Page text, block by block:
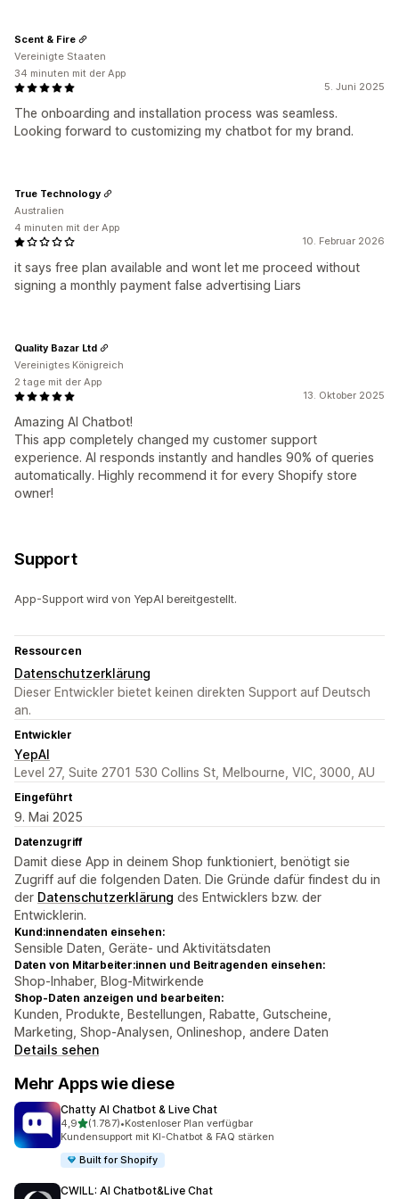
5. Juni 2025
The onboarding and installation process was seamless.
Looking forward to customizing my chatbot for my brand.
Scent & Fire
Vereinigte Staaten
34 minuten mit der App
10. Februar 2026
it says free plan available and wont let me proceed without
signing a monthly payment false advertising Liars
True Technology
Australien
4 minuten mit der App
13. Oktober 2025
Amazing AI Chatbot!
This app completely changed my customer support
experience. AI responds instantly and handles 90% of queries
automatically. Highly recommend it for every Shopify store
owner!
Quality Bazar Ltd
Vereinigtes Königreich
2 tage mit der App
Support
App-Support wird von YepAI bereitgestellt.
Ressourcen
Datenschutzerklärung
Dieser Entwickler bietet keinen direkten Support auf Deutsch
an.
Entwickler
YepAI
Level 27, Suite 2701 530 Collins St, Melbourne, VIC, 3000, AU
Eingeführt
9. Mai 2025
Datenzugriff
Damit diese App in deinem Shop funktioniert, benötigt sie
Zugriff auf die folgenden Daten. Die Gründe dafür findest du in
der Datenschutzerklärung des Entwicklers bzw. der
Entwicklerin.
Kund:innendaten einsehen:
Sensible Daten, Geräte- und Aktivitätsdaten
Daten von Mitarbeiter:innen und Beitragenden einsehen:
Shop-Inhaber, Blog-Mitwirkende
Shop-Daten anzeigen und bearbeiten:
Kunden, Produkte, Bestellungen, Rabatte, Gutscheine,
Marketing, Shop-Analysen, Onlineshop, andere Daten
Details sehen
Mehr Apps wie diese
Chatty AI Chatbot & Live Chat
4,9von 5 Sternen
(1.787)
1787 Rezensionen insgesamt
•Kostenloser Plan verfügbar
Kundensupport mit KI-Chatbot & FAQ stärken
Built for Shopify
CWILL: AI Chatbot&Live Chat